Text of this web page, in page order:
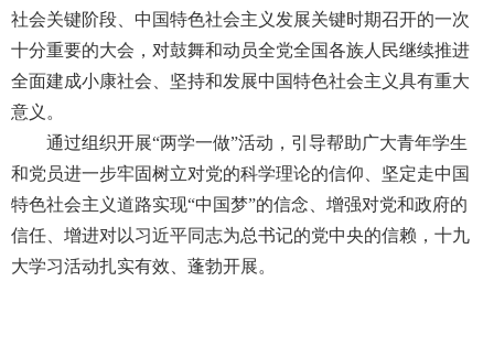
社会关键阶段、中国特色社会主义发展关键时期召开的一次
十分重要的大会，对鼓舞和动员全党全国各族人民继续推进
全面建成小康社会、坚持和发展中国特色社会主义具有重大
意义。
通过组织开展“两学一做”活动，引导帮助广大青年学生
和党员进一步牢固树立对党的科学理论的信仰、坚定走中国
特色社会主义道路实现“中国梦”的信念、增强对党和政府的
信任、增进对以习近平同志为总书记的党中央的信赖，十九
大学习活动扎实有效、蓬勃开展。